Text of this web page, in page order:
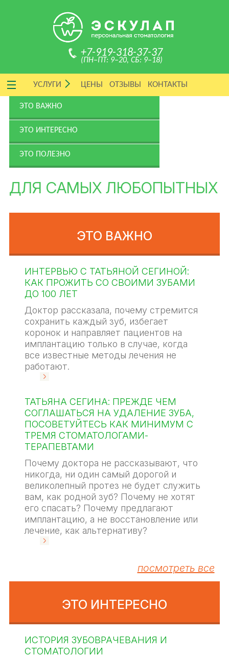
+7-919-318-37-37
(ПН–ПТ: 9–20, СБ: 9–18)
УСЛУГИ ЦЕНЫ ОТЗЫВЫ КОНТАКТЫ
ЭТО ВАЖНО
ЭТО ИНТЕРЕСНО
ЭТО ПОЛЕЗНО
ДЛЯ САМЫХ ЛЮБОПЫТНЫХ
ЭТО ВАЖНО
ИНТЕРВЬЮ С ТАТЬЯНОЙ СЕГИНОЙ:
КАК ПРОЖИТЬ СО СВОИМИ ЗУБАМИ
ДО 100 ЛЕТ
Доктор рассказала, почему стремится
сохранить каждый зуб, избегает
коронок и направляет пациентов на
имплантацию только в случае, когда
все известные методы лечения не
работают.
ТАТЬЯНА СЕГИНА: ПРЕЖДЕ ЧЕМ
СОГЛАШАТЬСЯ НА УДАЛЕНИЕ ЗУБА,
ПОСОВЕТУЙТЕСЬ КАК МИНИМУМ С
ТРЕМЯ СТОМАТОЛОГАМИ-
ТЕРАПЕВТАМИ
Почему доктора не рассказывают, что
никогда, ни один самый дорогой и
великолепный протез не будет служить
вам, как родной зуб? Почему не хотят
его спасать? Почему предлагают
имплантацию, а не восстановление или
лечение, как альтернативу?
посмотреть все
ЭТО ИНТЕРЕСНО
ИСТОРИЯ ЗУБОВРАЧЕВАНИЯ И
СТОМАТОЛОГИИ